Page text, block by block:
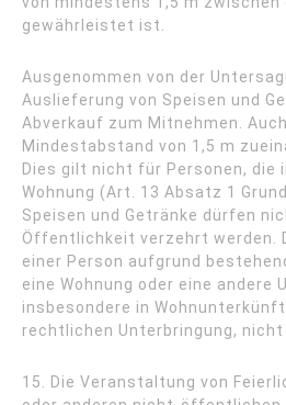
gewährleistet ist.
Ausgenommen von der
Auslieferung von Speisen und
Abverkauf zum Mitnehmen.
Mindestabstand von 1,5 m
Dies gilt nicht für Personen, die
Wohnung (Art. 13 Absatz 1
Speisen und Getränke dürfen
Öffentlichkeit verzehrt werden.
einer Person aufgrund
eine Wohnung oder eine andere
insbesondere in
rechtlichen Unterbringung,
15. Die Veranstaltung von